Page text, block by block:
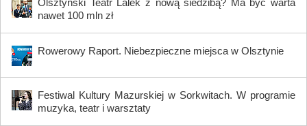
Olsztyński Teatr Lalek z nową siedzibą? Ma być warta
nawet 100 mln zł
Rowerowy Raport. Niebezpieczne miejsca w Olsztynie
Festiwal Kultury Mazurskiej w Sorkwitach. W programie
muzyka, teatr i warsztaty